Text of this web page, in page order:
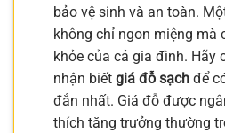
bảo vệ sinh và an toàn.
không chỉ ngon miệng mà
khỏe của cả gia đình. Hãy
nhận biết giá đỗ sạch để
đắn nhất. Giá đỗ được
thích tăng trưởng thường